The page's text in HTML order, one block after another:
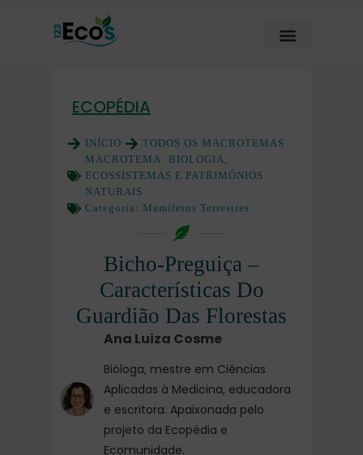
ECOPÉDIA
INÍCIO
TODOS OS MACROTEMAS
MACROTEMA: BIOLOGIA,
ECOSSISTEMAS E PATRIMÔNIOS
NATURAIS
Categoria: Mamíferos Terrestres
Bicho-Preguiça –
Características Do
Guardião Das Florestas
Ana Luiza Cosme
Bióloga, mestre em Ciências
Aplicadas à Medicina, educadora
e escritora. Apaixonada pelo
projeto da Ecopédia e
Ecomunidade.